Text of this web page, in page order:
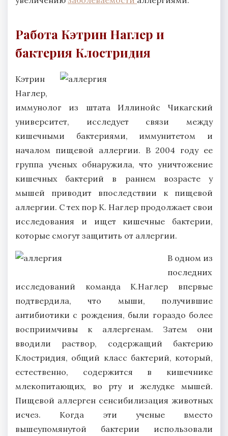
Работа Кэтрин Наглер и
бактерия Клостридия
Кэтрин
Наглер,
иммунолог из штата Иллинойс Чикагский
университет, исследует связи между
кишечными бактериями, иммунитетом и
началом пищевой аллергии. В 2004 году ее
группа ученых обнаружила, что уничтожение
кишечных бактерий в раннем возрасте у
мышей приводит впоследствии к пищевой
аллергии. С тех пор К. Наглер продолжает свои
исследования и ищет кишечные бактерии,
которые смогут защитить от аллергии.
В одном из
последних
исследований команда К.Наглер впервые
подтвердила, что мыши, получившие
антибиотики с рождения, были гораздо более
восприимчивы к аллергенам. Затем они
вводили раствор, содержащий бактерию
Клостридия, общий класс бактерий, который,
естественно, содержится в кишечнике
млекопитающих, во рту и желудке мышей.
Пищевой аллерген сенсибилизация животных
исчез. Когда эти ученые вместо
вышеупомянутой бактерии использовали